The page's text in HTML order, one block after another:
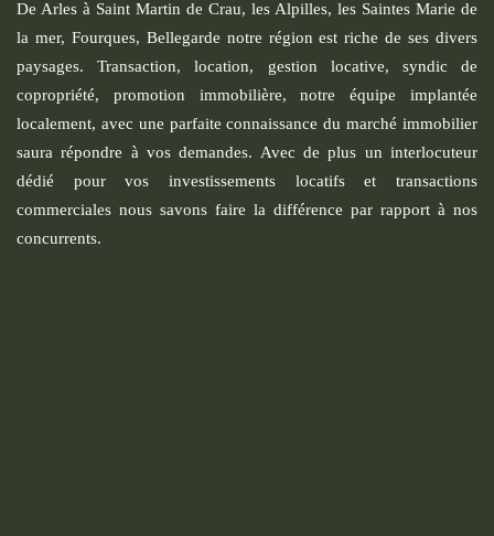
De Arles à Saint Martin de Crau, les Alpilles, les Saintes Marie de
la mer, Fourques, Bellegarde notre région est riche de ses divers
paysages. Transaction, location, gestion locative, syndic de
copropriété, promotion immobilière, notre équipe implantée
localement, avec une parfaite connaissance du marché immobilier
saura répondre à vos demandes. Avec de plus un interlocuteur
dédié pour vos investissements locatifs et transactions
commerciales nous savons faire la différence par rapport à nos
concurrents.